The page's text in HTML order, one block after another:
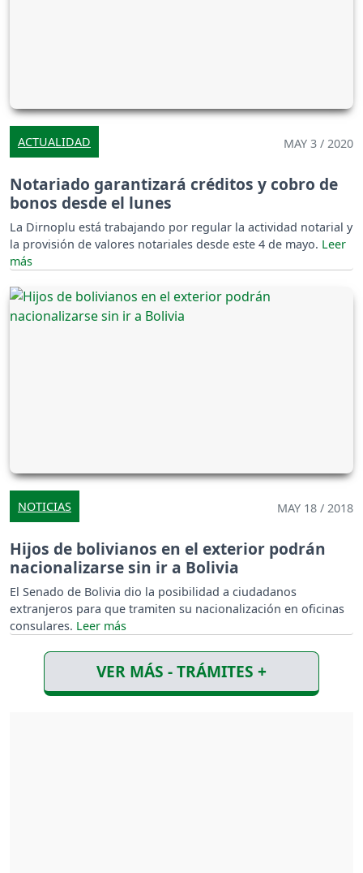
ACTUALIDAD MAY 3 / 2020
Notariado garantizará créditos y cobro de
bonos desde el lunes
La Dirnoplu está trabajando por regular la actividad notarial y
la provisión de valores notariales desde este 4 de mayo.
NOTICIAS MAY 18 / 2018
Hijos de bolivianos en el exterior podrán
nacionalizarse sin ir a Bolivia
El Senado de Bolivia dio la posibilidad a ciudadanos
extranjeros para que tramiten su nacionalización en oficinas
consulares.
VER MÁS - TRÁMITES +